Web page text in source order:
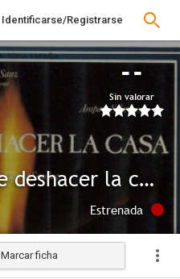
Identificarse/Registrarse
--
Sin valorar
Hay que deshacer la casa
Estrenada
Marcar ficha